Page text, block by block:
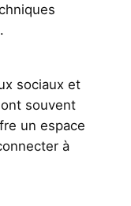
sociaux et
souvent
un espace
à